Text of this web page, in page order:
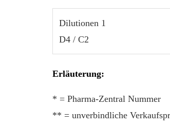
Dilutionen 1
D4 / C2
Erläuterung:
* = Pharma-Zentral Nummer
** = unverbindliche